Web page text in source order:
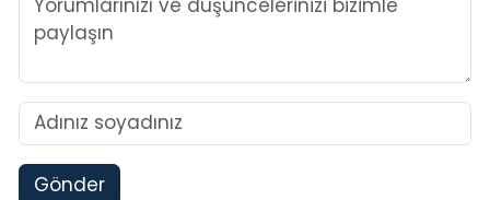
Gönder